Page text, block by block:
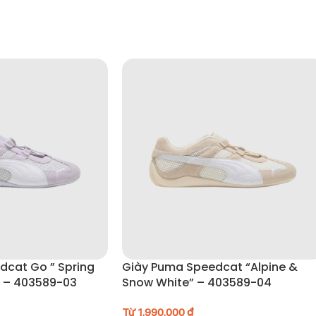
athleisure.
nhấn trong outfit.
với streetwear.
bụi bẩn.Go ” Spring
– 403589-03
Giày Puma Speedcat “Alpine &
Snow White” – 403589-04
Từ1.990.000₫